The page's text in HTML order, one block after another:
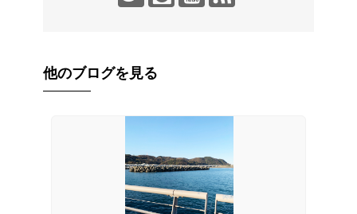
他のブログを見る